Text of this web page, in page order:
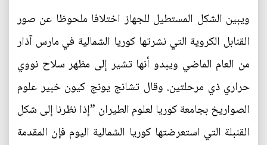
ويبين الشكل المستطيل للجهاز اختلافا ملحوظا عن صور
القنابل الكروية التي نشرتها كوريا الشمالية في مارس آذار
من العام الماضي ويبدو أنها تشير إلى مظهر سلاح نووي
حراري ذي مرحلتين. وقال تشانج يونج كيون خبير علوم
الصواريخ بجامعة كوريا لعلوم الطيران ”إذا نظرنا إلى شكل
القنبلة التي استعرضتها كوريا الشمالية اليوم فإن المقدمة